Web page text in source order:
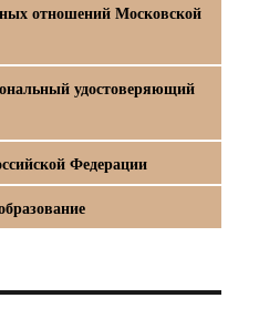
отношений Московской
удостоверяющий
Федерации